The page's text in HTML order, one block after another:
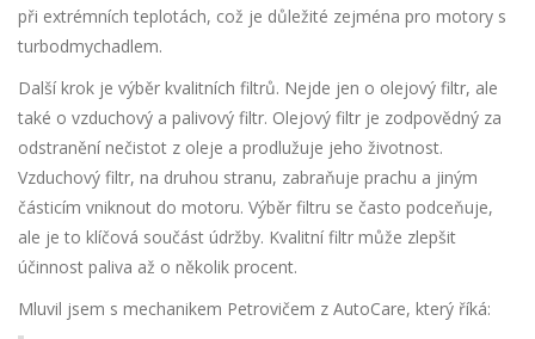
při extrémních teplotách, což je důležité zejména pro motory s
turbodmychadlem.
Další krok je výběr kvalitních filtrů. Nejde jen o olejový filtr, ale
také o vzduchový a palivový filtr. Olejový filtr je zodpovědný za
odstranění nečistot z oleje a prodlužuje jeho životnost.
Vzduchový filtr, na druhou stranu, zabraňuje prachu a jiným
částicím vniknout do motoru. Výběr filtru se často podceňuje,
ale je to klíčová součást údržby. Kvalitní filtr může zlepšit
účinnost paliva až o několik procent.
Mluvil jsem s mechanikem Petrovičem z AutoCare, který říká: